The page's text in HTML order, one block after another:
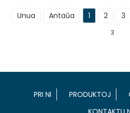
Unua Antaŭa 1 2 3
3
PRI NI PRODUKTOJ